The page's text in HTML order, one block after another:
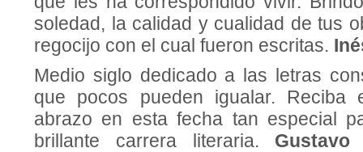
soledad, la calidad y cualidad de tus
regocijo con el cual fueron escritas.
Medio siglo dedicado a las letras
que pocos pueden igualar. Reciba
abrazo en esta fecha tan especial
brillante carrera literaria. Gustavo